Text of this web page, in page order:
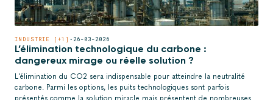
INDUSTRIE [+1] • 26-03-2026
L’élimination technologique du carbone :
dangereux mirage ou réelle solution ?
L'élimination du CO2 sera indispensable pour atteindre la neutralité
carbone. Parmi les options, les puits technologiques sont parfois